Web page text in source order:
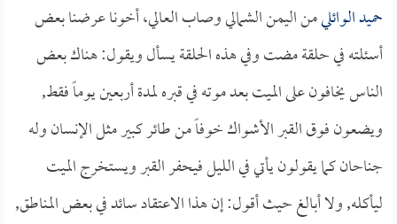
حميد الوائليمن اليمن الشمالي وصاب العالي، أخونا عرضنا بعض
أسئلته في حلقة مضت وفي هذه الحلقة يسأل ويقول: هناك بعض
الناس يخافون على الميت بعد موته في قبره لمدة أربعين يوماً فقط,
ويضعون فوق القبر الأشواك خوفاً من طائر كبير مثل الإنسان وله
جناحان كما يقولون يأتي في الليل فيحفر القبر ويستخرج الميت
ليأكله, ولا أبالغ حيث أقول: إن هذا الاعتقاد سائد في بعض المناطق,